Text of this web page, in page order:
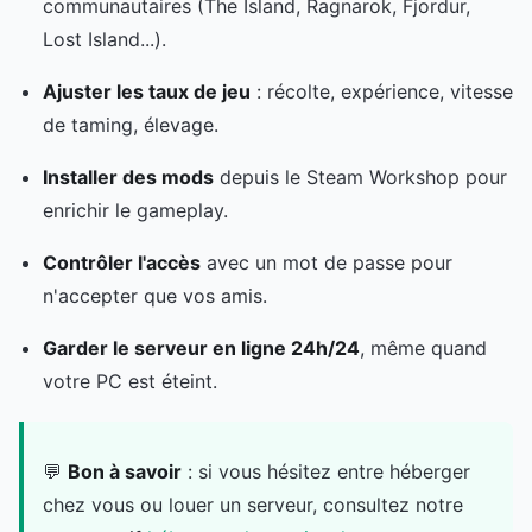
communautaires (The Island, Ragnarok, Fjordur,
Lost Island...).
Ajuster les taux de jeu : récolte, expérience, vitesse
de taming, élevage.
Installer des mods depuis le Steam Workshop pour
enrichir le gameplay.
Contrôler l'accès avec un mot de passe pour
n'accepter que vos amis.
Garder le serveur en ligne 24h/24, même quand
votre PC est éteint.
💬 Bon à savoir : si vous hésitez entre héberger
chez vous ou louer un serveur, consultez notre